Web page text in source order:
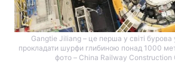
Gangtie Jiliang – це перша у світі бурова
прокладати шурфи глибиною понад 1000
фото – China Railway Construction